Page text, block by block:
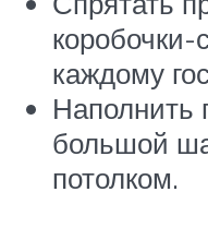
коробочки-
каждому
Наполнить
большой
потолком.